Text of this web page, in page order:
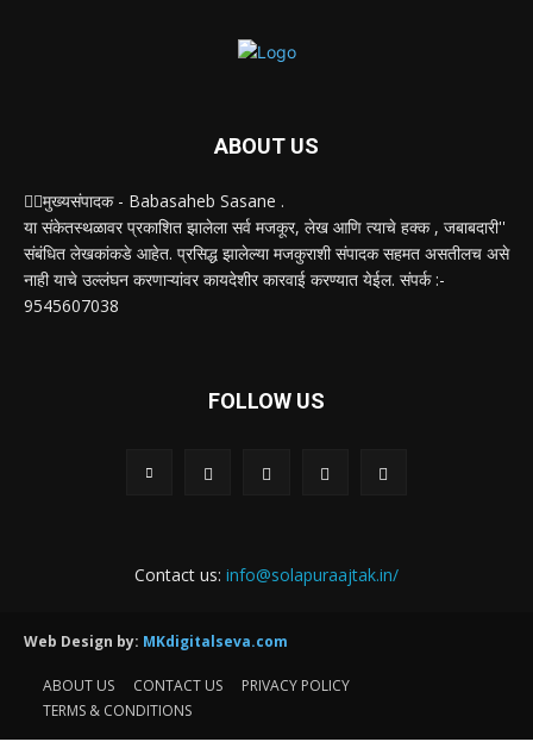
ABOUT US
✍🏻मुख्यसंपादक - Babasaheb Sasane .
या संकेतस्थळावर प्रकाशित झालेला सर्व मजकूर, लेख आणि त्याचे हक्क , जबाबदारी''
संबंधित लेखकांकडे आहेत. प्रसिद्ध झालेल्या मजकुराशी संपादक सहमत असतीलच असे
नाही याचे उल्लंघन करणाऱ्यांवर कायदेशीर कारवाई करण्यात येईल. संपर्क :-
9545607038
FOLLOW US
Contact us: info@solapuraajtak.in/
Web Design by: MKdigitalseva.com
ABOUT US CONTACT US
PRIVACY POLICY
TERMS & CONDITIONS